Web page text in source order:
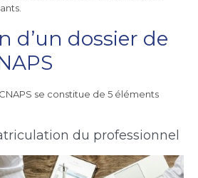
d’un dossier de
se constitue de 5 éléments
du professionnel